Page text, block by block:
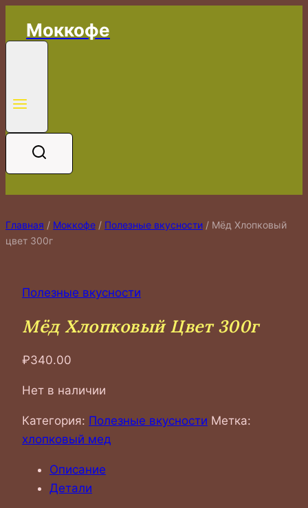
Моккофе
Главная / Моккофе / Полезные вкусности / Мёд Хлопковый
цвет 300г
Полезные вкусности
Мёд Хлопковый Цвет 300г
₽340.00
Нет в наличии
Категория: Полезные вкусности Метка:
хлопковый мед
Описание
Детали